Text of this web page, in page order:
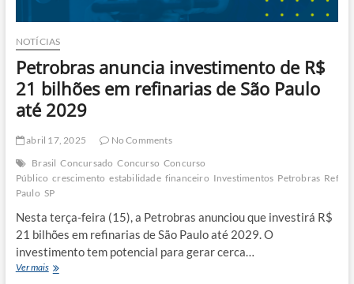
NOTÍCIAS
Petrobras anuncia investimento de R$
21 bilhões em refinarias de São Paulo
até 2029
abril 17, 2025
No Comments
Brasil Concursado Concurso Concurso
Público crescimento estabilidade financeiro Investimentos Petrobras
Paulo SP
Nesta terça-feira (15), a Petrobras anunciou que investirá R$
21 bilhões em refinarias de São Paulo até 2029. O
investimento tem potencial para gerar cerca…
Ver maisPetrobras